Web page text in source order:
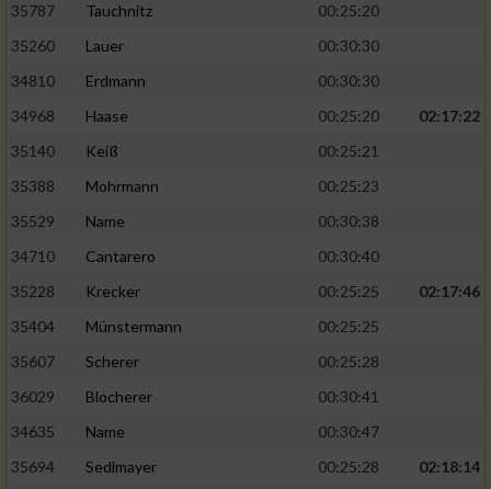
35787
Tauchnitz
00:25:20
35260
Lauer
00:30:30
34810
Erdmann
00:30:30
34968
Haase 00:25:20
02:17:22
35140
Keiß
00:25:21
35388
Mohrmann
00:25:23
35529
Name
00:30:38
34710
Cantarero
00:30:40
35228
Krecker 00:25:25
02:17:46
35404
Münstermann
00:25:25
35607
Scherer
00:25:28
36029
Blocherer
00:30:41
34635
Name
00:30:47
35694
Sedlmayer 00:25:28
02:18:14